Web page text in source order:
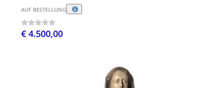
AUF BESTELLUNG
€ 4.500,00